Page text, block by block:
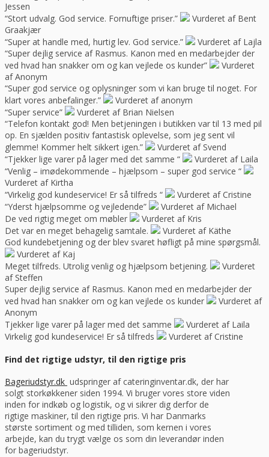
Jessen
“Stort udvalg. God service. Fornuftige priser.”
Vurderet af Bent
Graakjær
“Super at handle med, hurtig lev. God service.”
Vurderet af Lajla
“Super dejlig service af Rasmus. Kanon med en medarbejder der
ved hvad han snakker om og kan vejlede os kunder”
Vurderet
af Anonym
“Super god service og oplysninger som vi kan bruge til noget. For
klart vores anbefalinger.”
Vurderet af anonym
“Super service”
Vurderet af Brian Nielsen
“Telefon kontakt god! Men betjeningen i butikken var til 13 med pil
op. En sjælden positiv fantastisk oplevelse, som jeg sent vil
glemme! Kommer helt sikkert igen.”
Vurderet af Svend
“Tjekker lige varer på lager med det samme “
Vurderet af Laila
“Venlig – imødekommende – hjælpsom – super god service “
Vurderet af Kirtha
“Virkelig god kundeservice! Er så tilfreds “
Vurderet af Cristine
“Yderst hjælpsomme og vejledende”
Vurderet af Michael
De ved rigtig meget om møbler
Vurderet af Kris
Det var en meget behagelig samtale.
Vurderet af Käthe
God kundebetjening og der blev svaret høfligt på mine spørgsmål.
Vurderet af Kaj
Meget tilfreds. Utrolig venlig og hjælpsom betjening.
Vurderet
af Steffen
Super dejlig service af Rasmus. Kanon med en medarbejder der
ved hvad han snakker om og kan vejlede os kunder
Vurderet af
Anonym
Tjekker lige varer på lager med det samme
Vurderet af Laila
Virkelig god kundeservice! Er så tilfreds
Vurderet af Cristine
Find det rigtige udstyr, til den rigtige pris
Bageriudstyr.dk udspringer af cateringinventar.dk, der har
solgt storkøkkener siden 1994. Vi bruger vores store viden
inden for indkøb og logistik, og vi sikrer dig derfor de
rigtige maskiner, til den rigtige pris. Vi har Danmarks
største sortiment og med tilliden, som kernen i vores
arbejde, kan du trygt vælge os som din leverandør inden
for bageriudstyr.